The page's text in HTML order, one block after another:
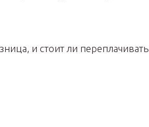
и стоит ли переплачивать